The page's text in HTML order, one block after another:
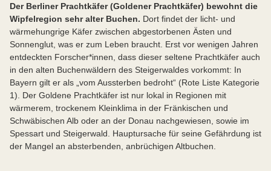
Der Berliner Prachtkäfer (Goldener Prachtkäfer) bewohnt die
Wipfelregion sehr alter Buchen. Dort findet der licht- und
wärmehungrige Käfer zwischen abgestorbenen Ästen und
Sonnenglut, was er zum Leben braucht. Erst vor wenigen Jahren
entdeckten Forscher*innen, dass dieser seltene Prachtkäfer auch
in den alten Buchenwäldern des Steigerwaldes vorkommt: In
Bayern gilt er als „vom Aussterben bedroht“ (Rote Liste Kategorie
1). Der Goldene Prachtkäfer ist nur lokal in Regionen mit
wärmerem, trockenem Kleinklima in der Fränkischen und
Schwäbischen Alb oder an der Donau nachgewiesen, sowie im
Spessart und Steigerwald. Hauptursache für seine Gefährdung ist
der Mangel an absterbenden, anbrüchigen Altbuchen.